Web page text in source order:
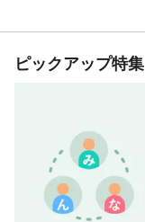
ピックアップ特集